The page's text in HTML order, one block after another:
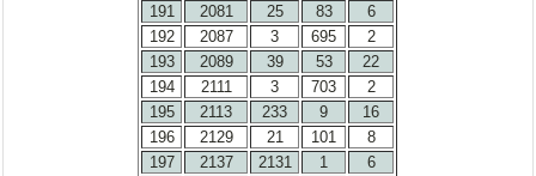
191
2081 25 83
6
192
2087 3 695
2
193
2089 39 53
22
194
2111 3 703
2
195
2113 233 9
16
196
2129 21 101
8
197
2137 2131 1
6